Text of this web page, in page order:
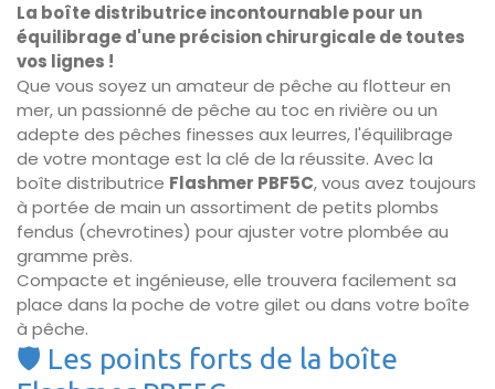
La boîte distributrice incontournable pour un
équilibrage d'une précision chirurgicale de toutes
vos lignes !
Que vous soyez un amateur de pêche au flotteur en
mer, un passionné de pêche au toc en rivière ou un
adepte des pêches finesses aux leurres, l'équilibrage
de votre montage est la clé de la réussite. Avec la
boîte distributrice Flashmer PBF5C, vous avez toujours
à portée de main un assortiment de petits plombs
fendus (chevrotines) pour ajuster votre plombée au
gramme près.
Compacte et ingénieuse, elle trouvera facilement sa
place dans la poche de votre gilet ou dans votre boîte
à pêche.
🛡️ Les points forts de la boîte